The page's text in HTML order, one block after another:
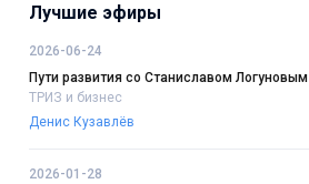
Лучшие эфиры
2026-06-24
Пути развития со Станиславом Логуновым
ТРИЗ и бизнес
Денис Кузавлёв
2026-01-28